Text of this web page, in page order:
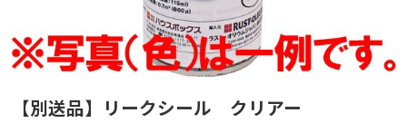
【別送品】リークシール クリアー